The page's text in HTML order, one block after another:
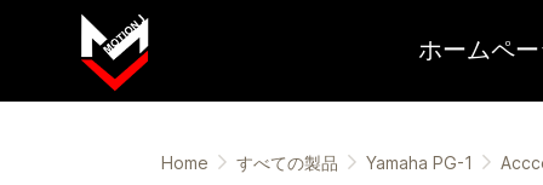
ホームペ
Home すべての製品 Yamaha PG-1